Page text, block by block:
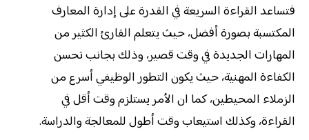
فتساعد القراءة السريعة في القدرة على إدارة المعارف
المكتسبة بصورة أفضل، حيث يتعلم القارئ الكثير من
المهارات الجديدة في وقت قصير، وذلك بجانب تحسن
الكفاءة المهنية، حيث يكون التطور الوظيفي أسرع من
الزملاء المحيطين، كما ان الأمر يستلزم وقت أقل في
القراءة، وكذلك استيعاب وقت أطول للمعالجة والدراسة.